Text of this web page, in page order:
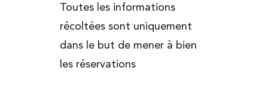
Toutes les informations
récoltées sont uniquement
dans le but de mener à bien
les réservations